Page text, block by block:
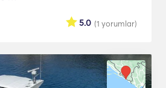
(1 yorumlar)
5.0